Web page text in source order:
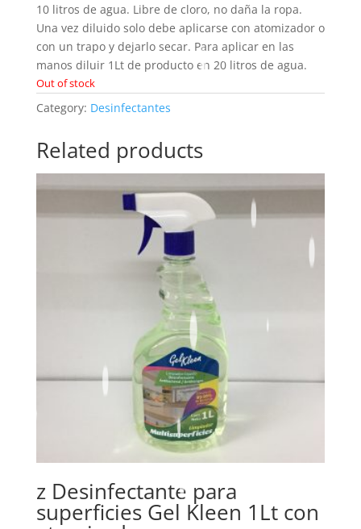
10 litros de agua. Libre de cloro, no daña la ropa.
Una vez diluido solo debe aplicarse con atomizador o
con un trapo y dejarlo secar. Para aplicar en las
manos diluir 1Lt de producto en 20 litros de agua.
Out of stock
Category: Desinfectantes
Related products
z Desinfectante para
superficies Gel Kleen 1Lt con